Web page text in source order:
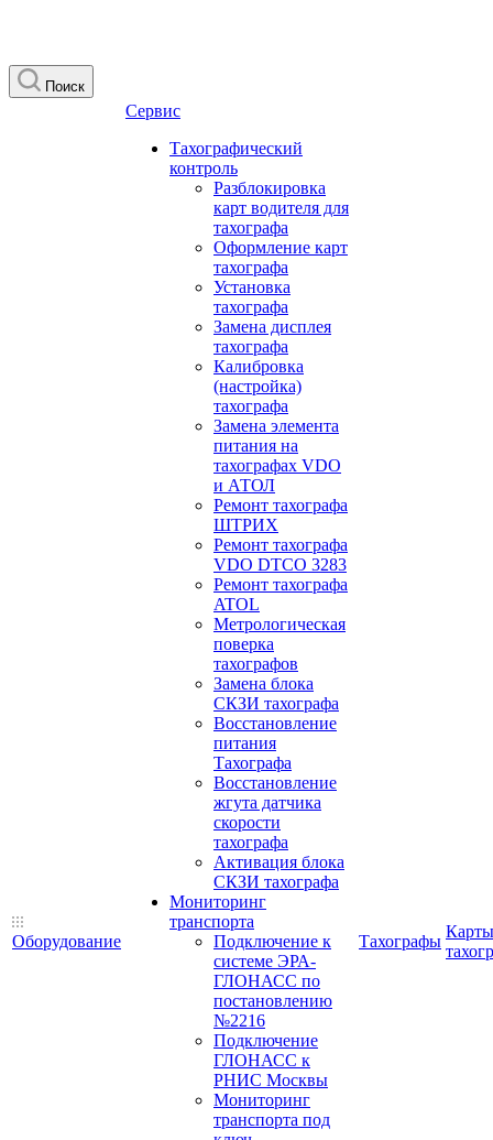
Поиск
Оборудование
Сервис
Тахографический
контроль
Разблокировка
карт водителя для
тахографа
Оформление карт
тахографа
Установка
тахографа
Замена дисплея
тахографа
Калибровка
(настройка)
тахографа
Замена элемента
питания на
тахографах VDO
и АТОЛ
Ремонт тахографа
ШТРИХ
Ремонт тахографа
VDO DTCO 3283
Ремонт тахографа
ATOL
Метрологическая
поверка
тахографов
Замена блока
СКЗИ тахографа
Восстановление
питания
Тахографа
Восстановление
жгута датчика
скорости
тахографа
Активация блока
СКЗИ тахографа
Мониторинг
транспорта
Подключение к
системе ЭРА-
ГЛОНАСС по
постановлению
№2216
Подключение
ГЛОНАСС к
РНИС Москвы
Мониторинг
транспорта под
Тахографы
Карты